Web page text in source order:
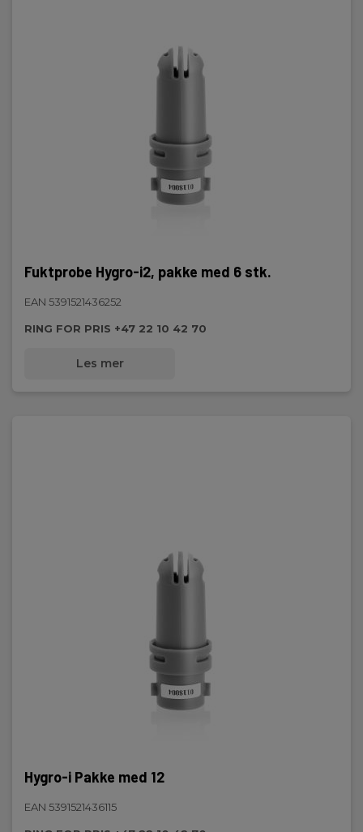
Fuktprobe Hygro-i2, pakke med 6 stk.
EAN 5391521436252
RING FOR PRIS +47 22 10 42 70
Les mer
Hygro-i Pakke med 12
EAN 5391521436115